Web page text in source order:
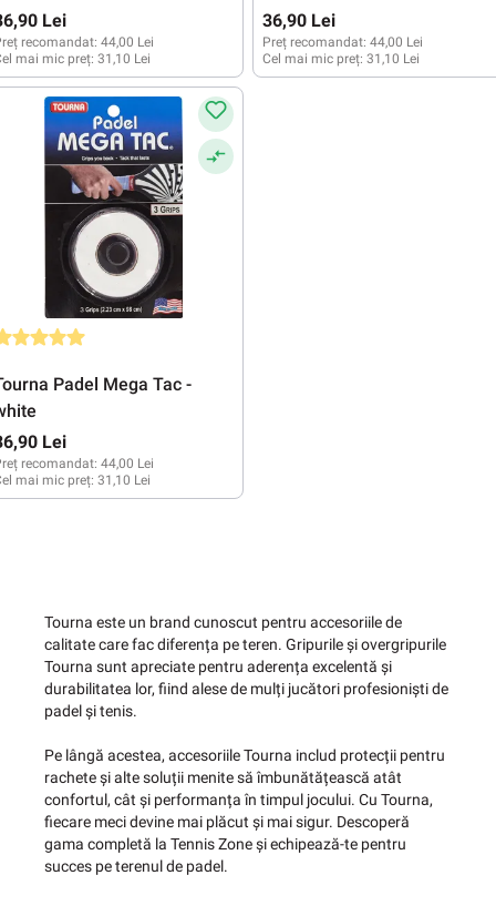
Lei
recomandat: 44,00 Lei
mai mic preț: 31,10 Lei
36,90 Lei
Preț recomandat: 44,00 Lei
Cel mai mic preț: 31,10 Lei
Padel Mega Tac -
Lei
recomandat: 44,00 Lei
mai mic preț: 31,10 Lei
Tourna este un brand cunoscut pentru accesoriile de
calitate care fac diferența pe teren. Gripurile și overgripurile
Tourna sunt apreciate pentru aderența excelentă și
durabilitatea lor, fiind alese de mulți jucători profesioniști de
padel și tenis.
Pe lângă acestea, accesoriile Tourna includ protecții pentru
rachete și alte soluții menite să îmbunătățească atât
confortul, cât și performanța în timpul jocului. Cu Tourna,
fiecare meci devine mai plăcut și mai sigur. Descoperă
gama completă la Tennis Zone și echipează-te pentru
succes pe terenul de padel.